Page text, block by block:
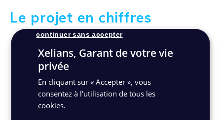
Le projet en chiffres
Xelians, Garant de votre vie
privée
En cliquant sur « Accepter », vous
consentez à l'utilisation de tous les
cookies.
continuer sans accepter